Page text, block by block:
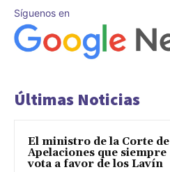
Síguenos en
Últimas Noticias
El ministro de la Corte de
Apelaciones que siempre
vota a favor de los Lavín